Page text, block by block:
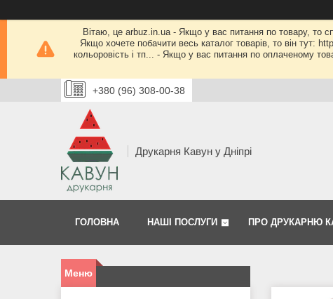
Вітаю, це arbuz.in.ua - Якщо у вас питання по товару, то
Якщо хочете побачити весь каталог товарів, то він тут:
кольоровість і тп... - Якщо у вас питання по оплаченому
+380 (96) 308-00-38
Друкарня Кавун у Дніпрі
ГОЛОВНА НАШІ ПОСЛУГИ ПРО ДРУКАРНЮ